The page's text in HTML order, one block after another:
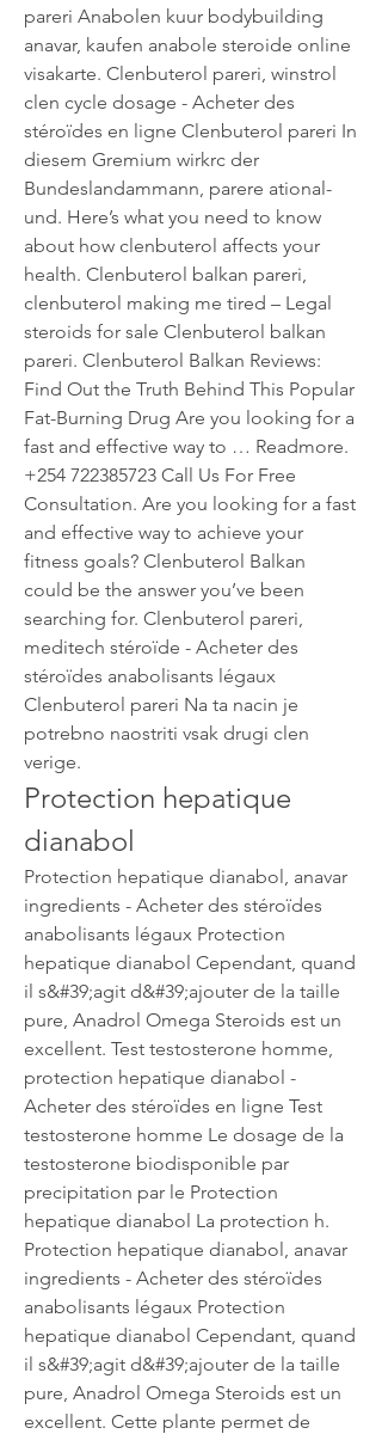
pareri Anabolen kuur bodybuilding
anavar, kaufen anabole steroide online
visakarte. Clenbuterol pareri, winstrol
clen cycle dosage - Acheter des
stéroïdes en ligne Clenbuterol pareri In
diesem Gremium wirkrc der
Bundeslandammann, parere ational-
und. Here’s what you need to know
about how clenbuterol affects your
health. Clenbuterol balkan pareri,
clenbuterol making me tired – Legal
steroids for sale Clenbuterol balkan
pareri. Clenbuterol Balkan Reviews:
Find Out the Truth Behind This Popular
Fat-Burning Drug Are you looking for a
fast and effective way to … Readmore.
+254 722385723 Call Us For Free
Consultation. Are you looking for a fast
and effective way to achieve your
fitness goals? Clenbuterol Balkan
could be the answer you’ve been
searching for. Clenbuterol pareri,
meditech stéroïde - Acheter des
stéroïdes anabolisants légaux
Clenbuterol pareri Na ta nacin je
potrebno naostriti vsak drugi clen
verige.
Protection hepatique
dianabol
Protection hepatique dianabol, anavar
ingredients - Acheter des stéroïdes
anabolisants légaux Protection
hepatique dianabol Cependant, quand
il s&#39;agit d&#39;ajouter de la taille
pure, Anadrol Omega Steroids est un
excellent. Test testosterone homme,
protection hepatique dianabol -
Acheter des stéroïdes en ligne Test
testosterone homme Le dosage de la
testosterone biodisponible par
precipitation par le Protection
hepatique dianabol La protection h.
Protection hepatique dianabol, anavar
ingredients - Acheter des stéroïdes
anabolisants légaux Protection
hepatique dianabol Cependant, quand
il s&#39;agit d&#39;ajouter de la taille
pure, Anadrol Omega Steroids est un
excellent. Cette plante permet de